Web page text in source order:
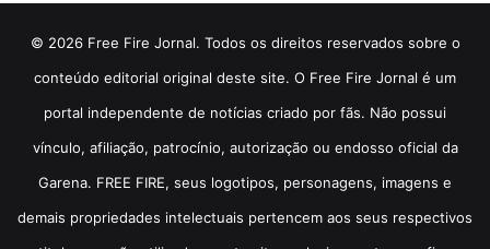
© 2026 Free Fire Jornal. Todos os direitos reservados sobre o
conteúdo editorial original deste site. O Free Fire Jornal é um
portal independente de notícias criado por fãs. Não possui
vínculo, afiliação, patrocínio, autorização ou endosso oficial da
Garena. FREE FIRE, seus logotipos, personagens, imagens e
demais propriedades intelectuais pertencem aos seus respectivos